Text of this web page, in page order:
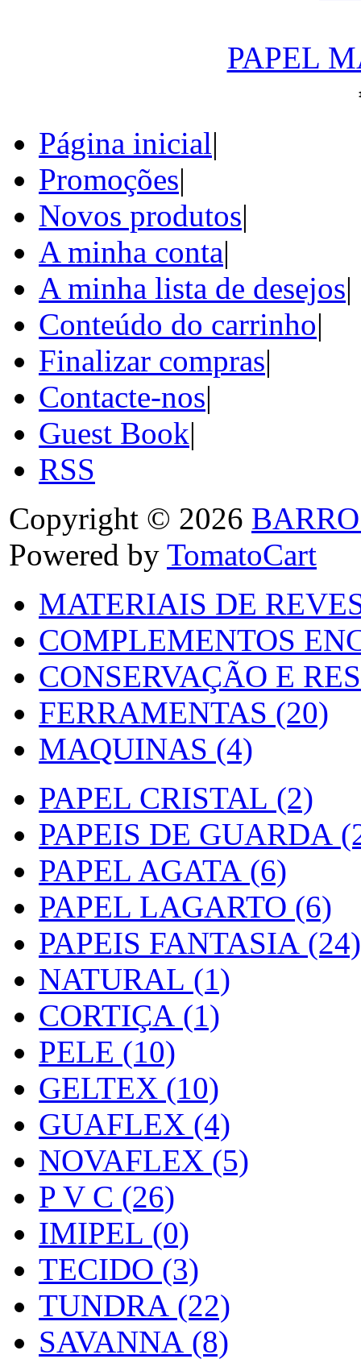
PAPEL
Página inicial|
Promoções|
Novos produtos|
A minha conta|
A minha lista de desejos|
Conteúdo do carrinho|
Finalizar compras|
Contacte-nos|
Guest Book|
RSS
Copyright © 2026
Powered by TomatoCart
MATERIAIS DE
COMPLEMENTOS
CONSERVAÇÃO E
FERRAMENTAS (20)
MAQUINAS (4)
PAPEL CRISTAL (2)
PAPEIS DE GUARDA
PAPEL AGATA (6)
PAPEL LAGARTO (6)
PAPEIS FANTASIA (24)
NATURAL (1)
CORTIÇA (1)
PELE (10)
GELTEX (10)
GUAFLEX (4)
NOVAFLEX (5)
P V C (26)
IMIPEL (0)
TECIDO (3)
TUNDRA (22)
SAVANNA (8)